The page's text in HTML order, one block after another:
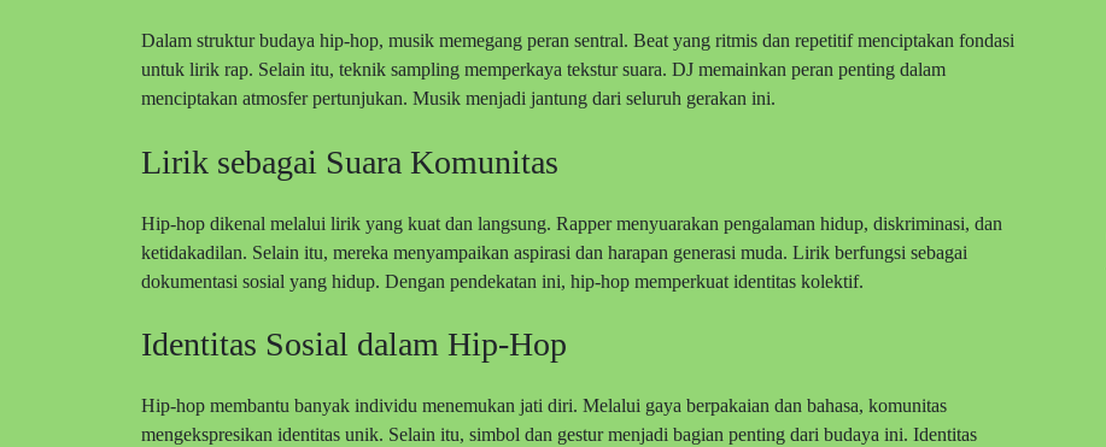
Dalam struktur budaya hip-hop, musik memegang peran sentral. Beat yang ritmis dan repetitif menciptakan fondasi
untuk lirik rap. Selain itu, teknik sampling memperkaya tekstur suara. DJ memainkan peran penting dalam
menciptakan atmosfer pertunjukan. Musik menjadi jantung dari seluruh gerakan ini.
Lirik sebagai Suara Komunitas
Hip-hop dikenal melalui lirik yang kuat dan langsung. Rapper menyuarakan pengalaman hidup, diskriminasi, dan
ketidakadilan. Selain itu, mereka menyampaikan aspirasi dan harapan generasi muda. Lirik berfungsi sebagai
dokumentasi sosial yang hidup. Dengan pendekatan ini, hip-hop memperkuat identitas kolektif.
Identitas Sosial dalam Hip-Hop
Hip-hop membantu banyak individu menemukan jati diri. Melalui gaya berpakaian dan bahasa, komunitas
mengekspresikan identitas unik. Selain itu, simbol dan gestur menjadi bagian penting dari budaya ini. Identitas